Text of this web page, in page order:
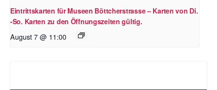
Eintrittskarten für Museen Böttcherstrasse – Karten von Di.
-So. Karten zu den Öffnungszeiten gültig.
August 7 @ 11:00